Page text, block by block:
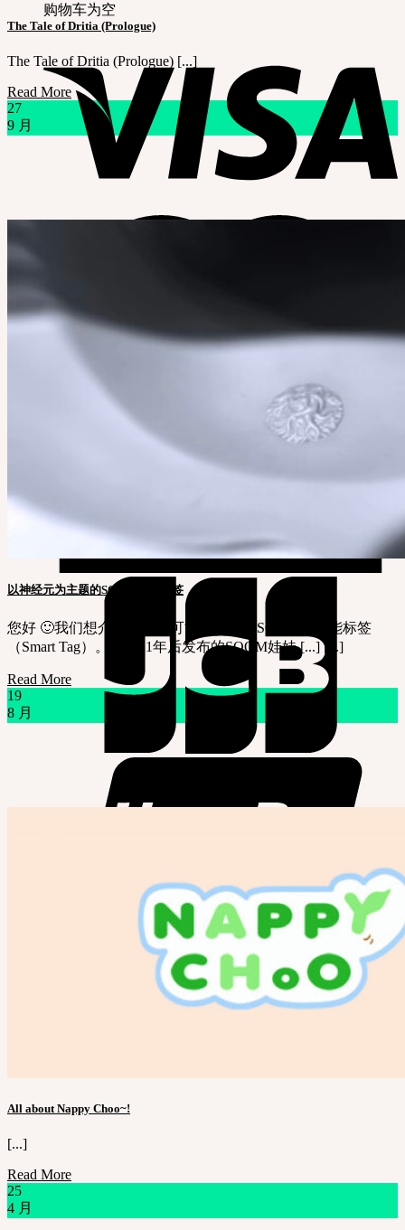
购物车为空
The Tale of Dritia (Prologue)
The Tale of Dritia (Prologue) [...]
Read More
27
9 月
以神经元为主题的SOOM智能标签
您好 🙂我们想介绍很多人可能会好奇的SOOM的智能标签
（Smart Tag）。在2021年后发布的SOOM娃娃 [...] [...]
Read More
19
8 月
All about Nappy Choo~!
[...]
Read More
25
4 月